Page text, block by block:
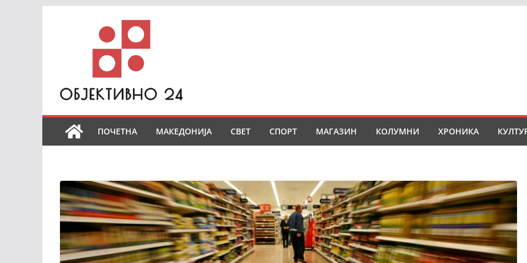
ПОЧЕТНА МАКЕДОНИЈА СВЕТ СПОРТ МАГАЗИН КОЛУМНИ ХРОНИКА